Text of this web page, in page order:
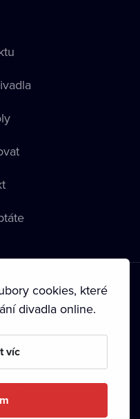
• Zásady používání
•
cookies, které
divadla online.
víc